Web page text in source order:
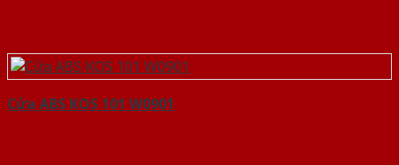
Cửa ABS KOS 101 W0901